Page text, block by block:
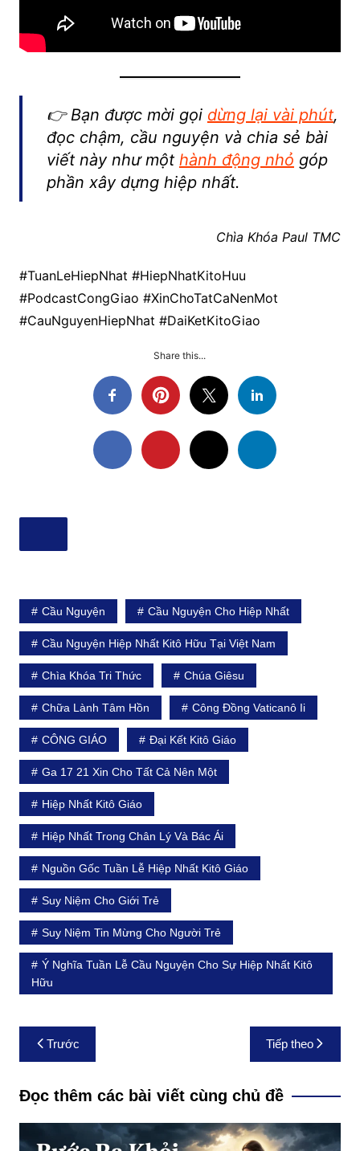
👉 Bạn được mời gọi dừng lại vài phút,
đọc chậm, cầu nguyện và chia sẻ bài
viết này như một hành động nhỏ góp
phần xây dựng hiệp nhất.
Chìa Khóa Paul TMC
#TuanLeHiepNhat #HiepNhatKitoHuu
#PodcastCongGiao #XinChoTatCaNenMot
#CauNguyenHiepNhat #DaiKetKitoGiao
Share this...
Cầu Nguyện Cầu Nguyện Cho Hiệp Nhất
Cầu Nguyện Hiệp Nhất Kitô Hữu Tại Việt Nam
Chìa Khóa Tri Thức Chúa Giêsu
Chữa Lành Tâm Hồn Công Đồng Vaticanô Ii
CÔNG GIÁO Đại Kết Kitô Giáo
Ga 17 21 Xin Cho Tất Cả Nên Một
Hiệp Nhất Kitô Giáo
Hiệp Nhất Trong Chân Lý Và Bác Ái
Nguồn Gốc Tuần Lễ Hiệp Nhất Kitô Giáo
Suy Niệm Cho Giới Trẻ
Suy Niệm Tin Mừng Cho Người Trẻ
Ý Nghĩa Tuần Lễ Cầu Nguyện Cho Sự Hiệp Nhất Kitô
Hữu
Điều
hướng
bài
viết
Trước Tiếp theo
Đọc thêm các bài viết cùng chủ đề